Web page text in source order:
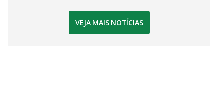
VEJA MAIS NOTÍCIAS